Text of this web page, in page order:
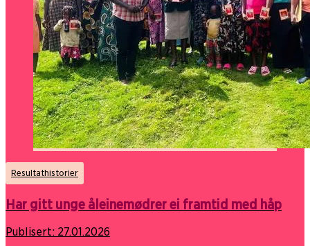
Resultathistorier
Har gitt unge åleinemødrer ei framtid med håp
Publisert: 27.01.2026